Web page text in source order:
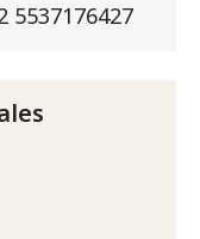
5537176427